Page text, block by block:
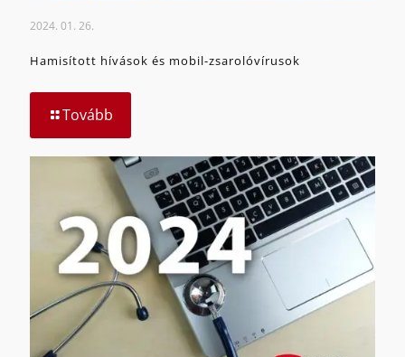
2024. 01. 26.
Hamisított hívások és mobil-zsarolóvírusok
Tovább